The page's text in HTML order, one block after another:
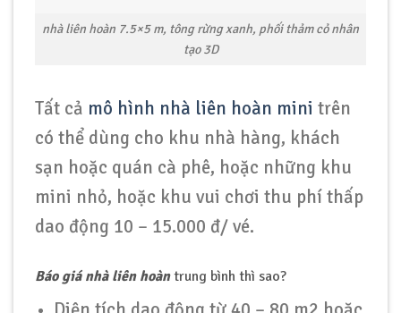
nhà liên hoàn 7.5×5 m, tông rừng xanh, phối thảm cỏ nhân
tạo 3D
Tất cả mô hình nhà liên hoàn mini trên
có thể dùng cho khu nhà hàng, khách
sạn hoặc quán cà phê, hoặc những khu
mini nhỏ, hoặc khu vui chơi thu phí thấp
dao động 10 – 15.000 đ/ vé.
Báo giá nhà liên hoàntrung bình thì sao?